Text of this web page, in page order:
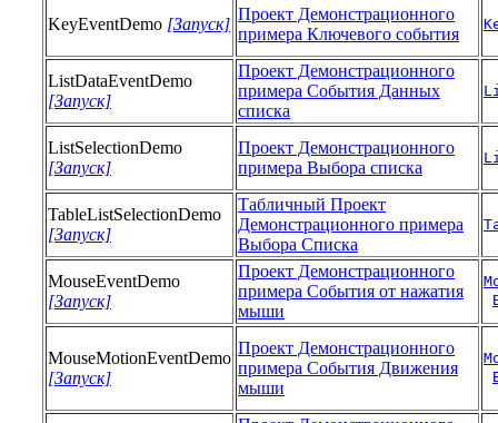
KeyEventDemo [Запуск]
Проект Демонстрационного
примера Ключевого события
ListDataEventDemo
[Запуск]
Проект Демонстрационного
примера События Данных
списка
ListSelectionDemo
[Запуск]
Проект Демонстрационного
примера Выбора списка
TableListSelectionDemo
[Запуск]
Табличный Проект
Демонстрационного примера
Выбора Списка
MouseEventDemo
[Запуск]
Проект Демонстрационного
примера События от нажатия
мыши
MouseMotionEventDemo
[Запуск]
Проект Демонстрационного
примера События Движения
мыши